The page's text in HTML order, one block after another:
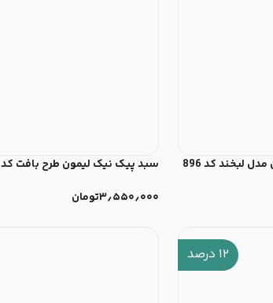
سبد پیک نیک لیمون طرح بافت کد 2139
۳٫۵۵۰٫۰۰۰تومان
۱۲ درصد